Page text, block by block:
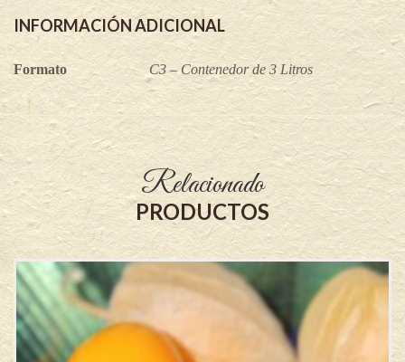
INFORMACIÓN ADICIONAL
Formato C3 – Contenedor de 3 Litros
Relacionado
PRODUCTOS